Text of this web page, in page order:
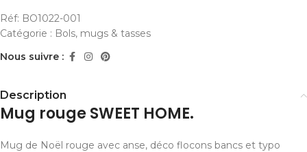
Réf: BO1022-001
Catégorie : Bols, mugs & tasses
Nous suivre :
Description
Mug rouge SWEET HOME.
Mug de Noël rouge avec anse, déco flocons bancs et typo